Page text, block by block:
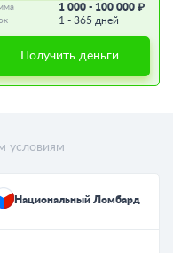
1 000 - 100 000 ₽
1 - 365 дней
Получить деньги
условиям
Национальный Ломбард